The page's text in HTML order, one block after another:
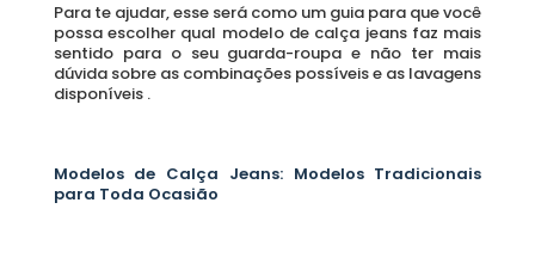
Para te ajudar, esse será como um guia para que você
possa escolher qual modelo de calça jeans faz mais
sentido para o seu guarda-roupa e não ter mais
dúvida sobre as combinações possíveis e as lavagens
disponíveis .
Modelos de Calça Jeans: Modelos Tradicionais
para Toda Ocasião